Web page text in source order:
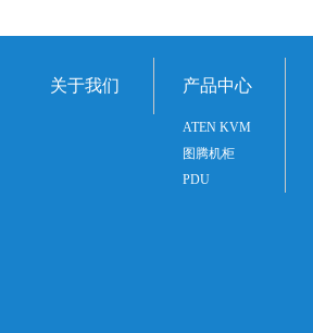
关于我们 产品中心
ATEN KVM
图腾机柜
PDU